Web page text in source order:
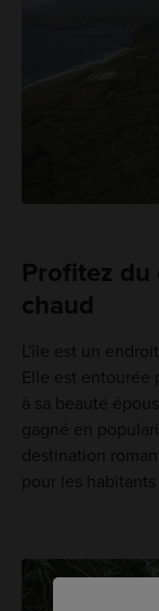
Profitez du
chaud
L'île est un
Elle est entourée
à sa beauté
gagné en
destination
pour les habitants